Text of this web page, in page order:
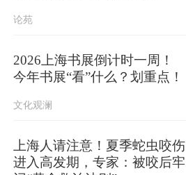
论苑
2026上海书展倒计时一周！
今年书展“看”什么？划重点！
文化观澜
上海人请注意！夏季蛇虫咬伤
进入高发期，专家：被咬后牢